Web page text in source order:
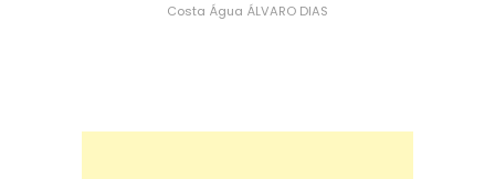
Costa Água ÁLVARO DIAS